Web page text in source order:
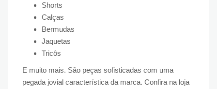
Shorts
Calças
Bermudas
Jaquetas
Tricôs
E muito mais. São peças sofisticadas com uma
pegada jovial característica da marca. Confira na loja